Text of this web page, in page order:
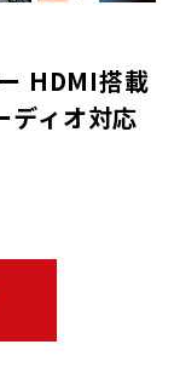
HDMI搭載
ディオ対応